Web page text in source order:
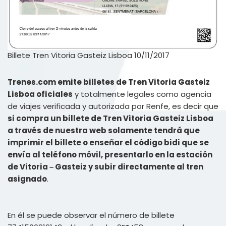
Billete Tren Vitoria Gasteiz Lisboa 10/11/2017
Trenes.com emite billetes de Tren Vitoria Gasteiz
Lisboa oficiales y totalmente legales como agencia
de viajes verificada y autorizada por Renfe, es decir que
si compra un billete de Tren Vitoria Gasteiz Lisboa
a través de nuestra web solamente tendrá que
imprimir el billete o enseñar el código bidi que se
envía al teléfono móvil, presentarlo en la estación
de Vitoria – Gasteiz y subir directamente al tren
asignado.
En él se puede observar el número de billete